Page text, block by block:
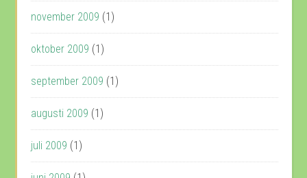
november 2009 (1)
oktober 2009 (1)
september 2009 (1)
augusti 2009 (1)
juli 2009 (1)